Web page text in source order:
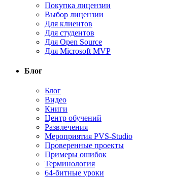
Покупка лицензии
Выбор лицензии
Для клиентов
Для студентов
Для Open Source
Для Microsoft MVP
Блог
Блог
Видео
Книги
Центр обучений
Развлечения
Мероприятия PVS-Studio
Проверенные проекты
Примеры ошибок
Терминология
64-битные уроки